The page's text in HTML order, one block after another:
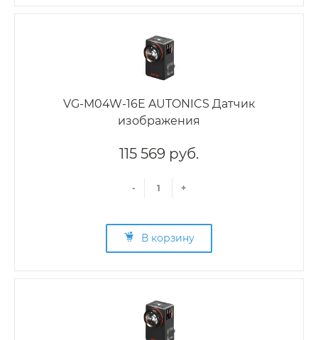
VG-M04W-16E AUTONICS Датчик
изображения
115 569 руб.
- +
В корзину